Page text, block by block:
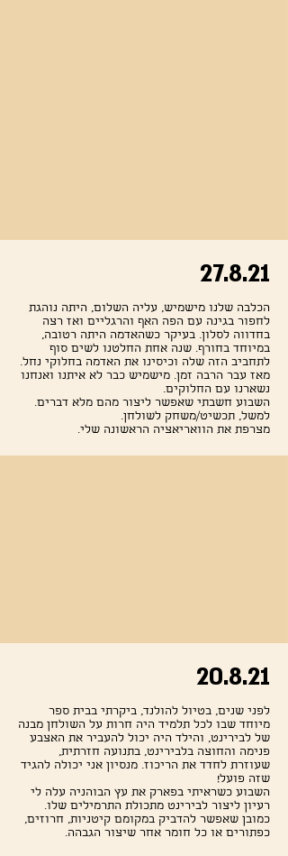
27.8.21
הכלבה שלנו מישמיש, עליה השלום, היתה נוהגת
לחפור בגינה עם הפה האף והרגליים ואז רצה
בחדווה לסלון. בעיקר כשהאדמה היתה רטובה,
במיוחד בחורף. שנה אחת החלטנו לשים סוף
לתחביב הזה שלה וכיסינו את האדמה בחלוקי נחל.
מאז עבר הרבה זמן. מישמיש כבר לא איתנו ואנחנו
נשארנו עם החלוקים.
השבוע חשבתי שאפשר ליצור מהם מלא דברים.
למשל, תכשיט/משחק לשולחן.
מצרפת את הוואריאציה הראשונה שלי.
20.8.21
לפני שנים, בטיול להולנד, ביקרתי בבית ספר
מיוחד שבו לכל תלמיד היה חרות על השולחן מבנה
של לבירינט, והילד היה יכול להעביר את האצבע
פנימה והחוצה בלבירינט, בתנועה חזרתית,
שעוזרת לחדד את הריכוז. מנסיון אני יכולה להגיד
שזה פועל!
השבוע כשראיתי בפארק את עץ הבוהניה עלה לי
רעיון ליצור לבירינט מתכולת התרמילים שלו.
כמובן שאפשר להדביק במקומם קיטניות, חרוזים,
כפתורים או כל חומר אחר שיצור הגבהה.